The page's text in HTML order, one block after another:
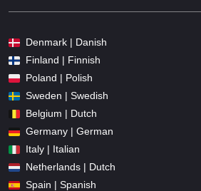
Denmark | Danish
Finland | Finnish
Poland | Polish
Sweden | Swedish
Belgium | Dutch
Germany | German
Italy | Italian
Netherlands | Dutch
Spain | Spanish